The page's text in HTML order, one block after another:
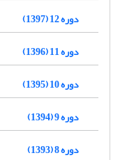
دوره 12 (1397)
دوره 11 (1396)
دوره 10 (1395)
دوره 9 (1394)
دوره 8 (1393)